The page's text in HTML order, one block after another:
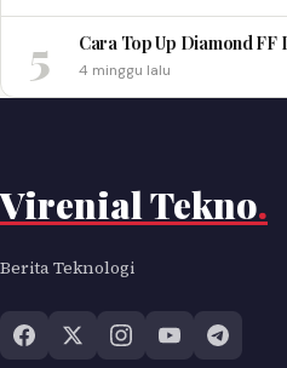
5 Cara Top Up Diamond FF
4 minggu lalu
Virenial Tekno.
Berita Teknologi